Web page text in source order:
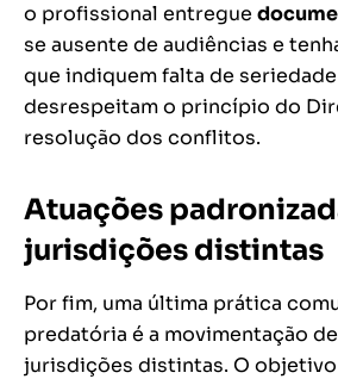
o profissional entregue
se ausente de audiências e
que indiquem falta de
desrespeitam o princípio do
resolução dos conflitos.
Atuações
jurisdições distintas
Por fim, uma última prática
predatória é a movimentação
jurisdições distintas. O